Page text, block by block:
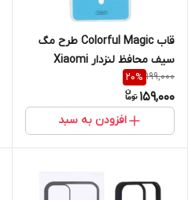
قاب Colorful Magic طرح مگ
سیف محافظ لنزدار Xiaomi
Redmi Note 14 Pro 4G
199,000
20%
159,000
افزودن به سبد